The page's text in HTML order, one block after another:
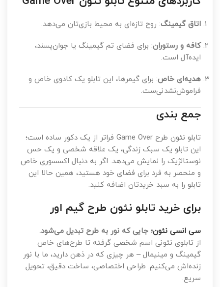
اتاق گیمینگ: روح تازه‌ای به محیط بازی‌تان می‌دهد.
کافه و رستوران: برای فضای تم گیمینگ یا جوان‌پسند،
ایده‌آل است.
هدیه‌ای خاص: برای گیمرها، این تابلو یک کادوی خاص و
فراموش‌نشدنی‌ست.
جمع بندی
تابلو نئون طرح Game Over فراتر از یک دکور ساده است؛
این تابلو یک سبک زندگی، یک علاقه شخصی و یک حس
نوستالژیک را نمایش می‌دهد. اگر به دنبال اکسسوری خاص
و منحصر به فرد برای فضای خود هستید، همین حالا این
تابلو را به سبد خریدتان اضافه کنید.
برای خرید تابلو نئون طرح گیم اور
سی انسی نئون؛ جایی که نور به طرح تبدیل می‌شود.
از تابلوی نئونی اسم شخصی گرفته تا طرح‌های خاص
گیمینگ و مینیمال – هر چیزی که در ذهن دارید، ما با نور
زنده‌اش می‌کنیم. طراحی اختصاصی، ساخت دقیق، تحویل
سریع.